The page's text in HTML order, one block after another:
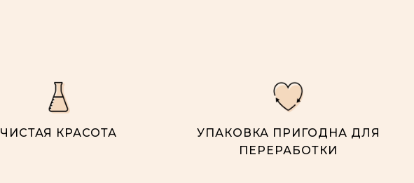
ЧИСТАЯ КРАСОТА
УПАКОВКА ПРИГОДНА ДЛЯ
ПЕРЕРАБОТКИ